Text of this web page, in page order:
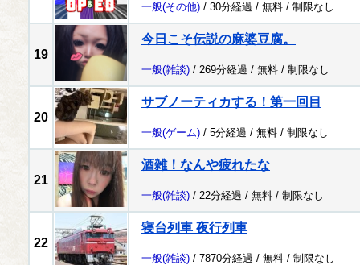
一般(その他) / 30分経過 / 無料 / 制限なし
19
今日こそ伝説の麻婆豆腐。
一般(雑談) / 269分経過 / 無料 / 制限なし
20
サブノーティカする！第一回目
一般(ゲーム) / 5分経過 / 無料 / 制限なし
21
酒雑！なんや疲れたな
一般(雑談) / 22分経過 / 無料 / 制限なし
22
寝台列車 夜行列車
一般(雑談) / 7870分経過 / 無料 / 制限なし